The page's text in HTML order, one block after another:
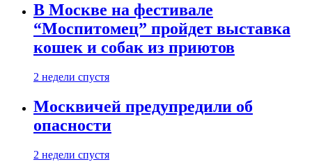
В Москве на фестивале
“Моспитомец” пройдет выставка
кошек и собак из приютов
2 недели спустя
Москвичей предупредили об
опасности
2 недели спустя